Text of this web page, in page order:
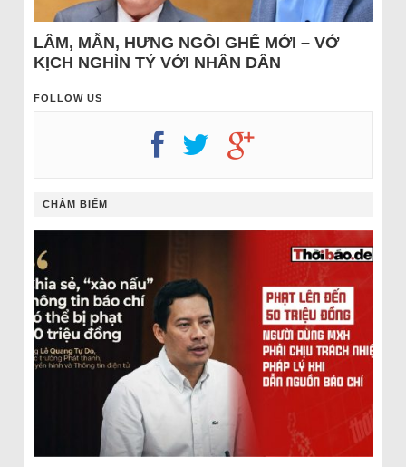
LÂM, MẪN, HƯNG NGỒI GHẾ MỚI – VỞ
KỊCH NGHÌN TỶ VỚI NHÂN DÂN
FOLLOW US
CHÂM BIẾM